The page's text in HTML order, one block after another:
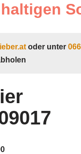
oder unter